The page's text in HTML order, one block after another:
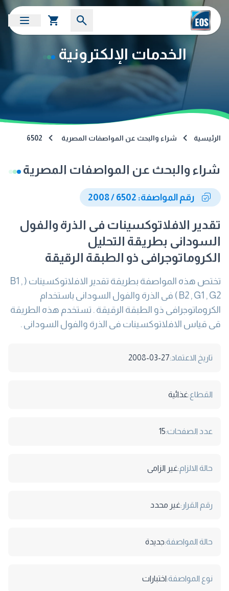
الخدمات الإلكترونية
الرئيسية شراء والبحث عن المواصفات المصرية 6502
شراء والبحث عن المواصفات المصرية
رقم المواصفة: 6502 / 2008
تقدير الافلاتوكسينات فى الذرة والفول
السودانى بطريقة التحليل
الكروماتوجرافى ذو الطبقة الرقيقة
تختص هذه المواصفة بطريقة تقدير الافلاتوكسينات ( B1 ,
B2 , G1 , G2 ) فى الذرة والفول السودانى باستخدام
الكروماتوجرافى ذو الطبقة الرقيقة . تستخدم هذه الطريقة
قى قياس الافلاتوكسينات فى الذرة والفول السودانى .
تاريخ الاعتماد:2008-03-27
القطاع:غذائية
عدد الصفحات:15
حالة الالزام:غير الزامى
رقم القرار:غير محدد
حالة المواصفة:جديدة
نوع المواصفة:اختبارات